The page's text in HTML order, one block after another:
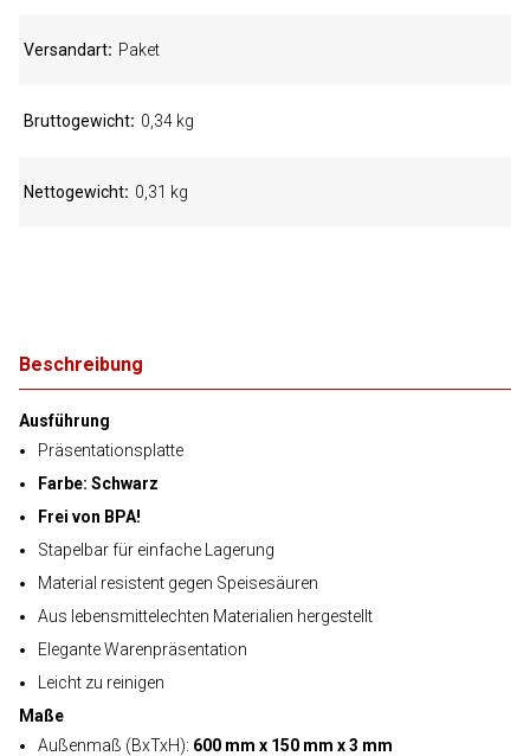
Beschreibung
Ausführung
Präsentationsplatte
Farbe: Schwarz
Frei von BPA!
Stapelbar für einfache Lagerung
Material resistent gegen Speisesäuren
Aus lebensmittelechten Materialien hergestellt
Elegante Warenpräsentation
Leicht zu reinigen
Maße
Außenmaß (BxTxH): 600 mm x 150 mm x 3 mm
Versandart Paket
Bruttogewicht 0,34 kg
Nettogewicht 0,31 kg